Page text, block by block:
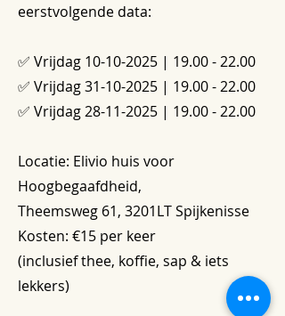
eerstvolgende data:
✅ Vrijdag 10-10-2025 | 19.00 - 22.00
✅ Vrijdag31-10-2025 | 19.00 - 22.00
✅ Vrijdag28-11-2025 | 19.00 - 22.00
Locatie: Elivio huis voor
Hoogbegaafdheid,
Theemsweg 61, 3201LT Spijkenisse
Kosten: €15 per keer
(inclusief thee, koffie, sap & iets
lekkers)